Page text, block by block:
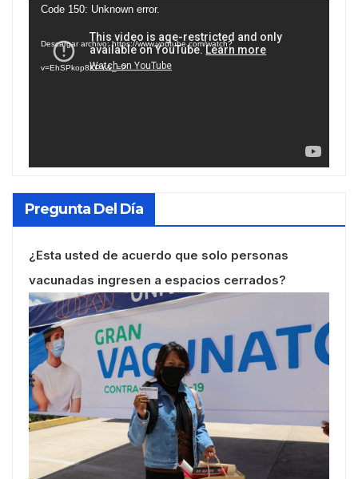
Reproductor
vídeo
Code 150: Unknown error.
Descargar archivo: https://www.youtube.com/watch?
v=EhSPkop8KPY&_=2
Pregunta Del Día
¿Esta usted de acuerdo que solo personas
vacunadas ingresen a espacios cerrados?